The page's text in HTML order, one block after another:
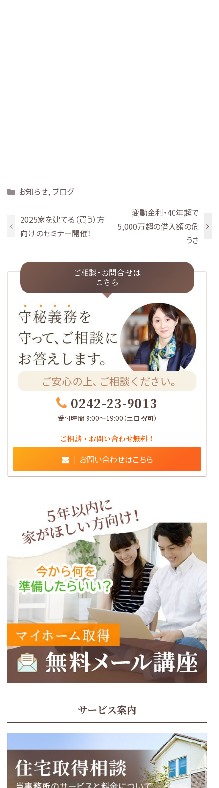
Categories
お知らせ, ブログ
2025家を建てる（買う）方
向けのセミナー開催！
変動金利・40年超で
5,000万超の借入額の危
うさ
ご相談･お問合せは
こちら
0242-23-9013
受付時間 9:00～19:00（土日祝可）
ご相談・お問い合わせ無料！
お問い合わせはこちら
サービス案内